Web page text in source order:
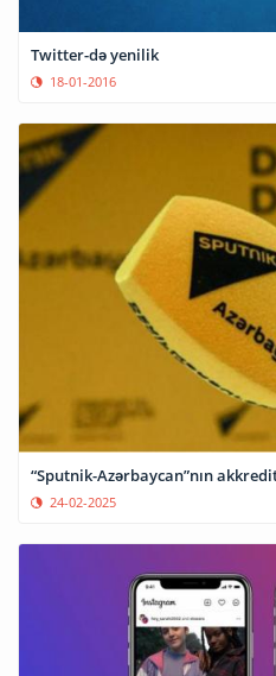
Twitter-də yenilik
18-01-2016
“Sputnik-Azərbaycan”nın
24-02-2025